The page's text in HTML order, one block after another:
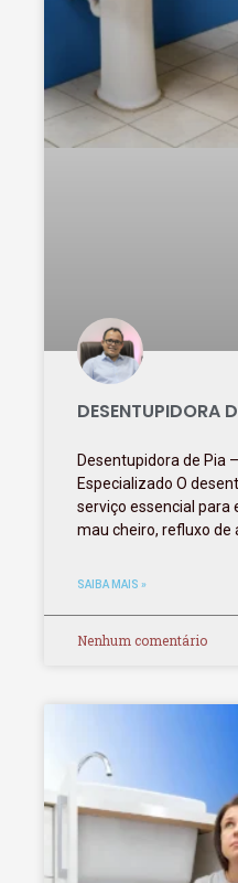
DESENTUPIDORA
Desentupidora de Pia
Especializado O
serviço essencial
mau cheiro, refluxo de
SAIBA MAIS »
Nenhum comentário